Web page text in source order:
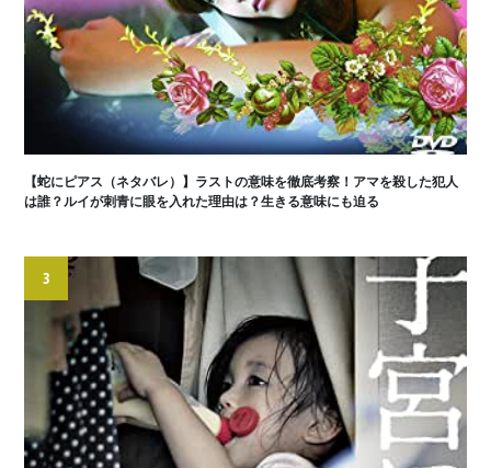
【蛇にピアス（ネタバレ）】ラストの意味を徹底考察！アマを殺した犯人
は誰？ルイが刺青に眼を入れた理由は？生きる意味にも迫る
3